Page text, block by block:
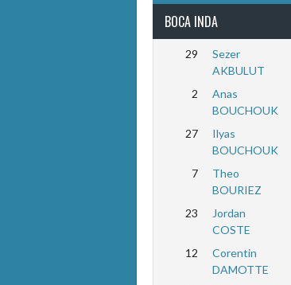
BOCA INDA
29
Sezer
AKBULUT
2
Anas
BOUCHOUK
27
Ilyas
BOUCHOUK
7
Theo
BOURIEZ
23
Jordan
COSTE
12
Corentin
DAMOTTE